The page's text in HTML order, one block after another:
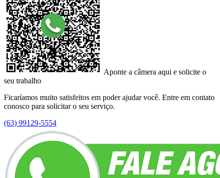
Aponte a câmera aqui e solicite o
seu trabalho
Ficaríamos muito satisfeitos em poder ajudar você. Entre em contato
conosco para solicitar o seu serviço.
(63) 99129-5554